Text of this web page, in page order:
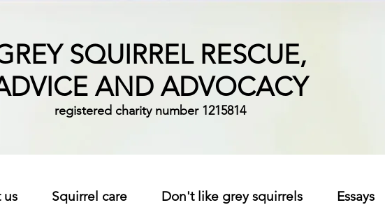
SQUIRREL RESCUE,
AND ADVOCACY
registered charity number 1215814
us Squirrel care Don't like grey squirrels Essays